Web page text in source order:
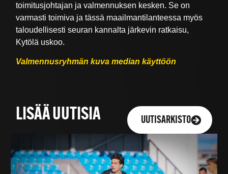
toimitusjohtajan ja valmennuksen kesken. Se on
varmasti toimiva ja tässä maailmantilanteessa myös
taloudellisesti seuran kannalta järkevin ratkaisu,
Kytölä uskoo.
Valmennusryhmän kuva median käyttöön
LISÄÄ UUTISIA UUTISARKISTO